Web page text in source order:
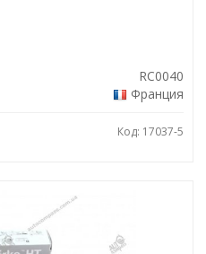
RC0040
Франция
Код: 17037-5